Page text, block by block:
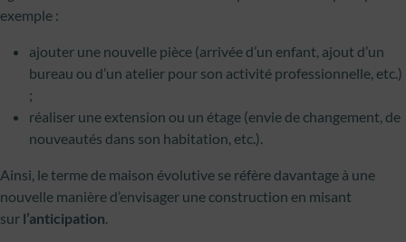
exemple :
ajouter une nouvelle pièce (arrivée d’un enfant, ajout d’un
bureau ou d’un atelier pour son activité professionnelle, etc.)
;
réaliser une extension ou un étage (envie de changement, de
nouveautés dans son habitation, etc.).
Ainsi, le terme de maison évolutive se réfère davantage à une
nouvelle manière d’envisager une construction en misant
sur l’anticipation.